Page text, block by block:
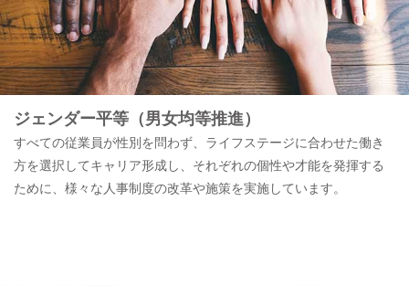
ジェンダー平等（男女均等推進）
すべての従業員が性別を問わず、ライフステージに合わせた働き
方を選択してキャリア形成し、それぞれの個性や才能を発揮する
ために、様々な人事制度の改革や施策を実施しています。